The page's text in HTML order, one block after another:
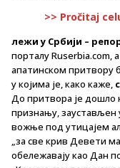
>> Pročitaj
лежи у Србији –
порталу Ruserbia.com,
апатинском притвору
у којима је, како каже,
До притвора је дошло
признању, заустављен
вожње под утицајем
„за све крив Девети
обележавају као Дан